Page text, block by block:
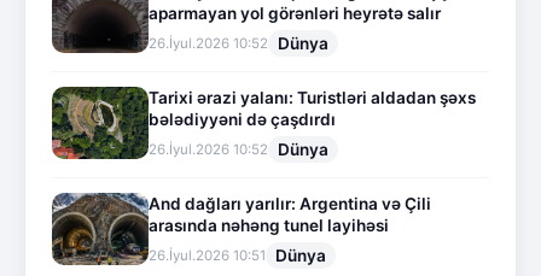
aparmayan yol görənləri heyrətə salır
26.İyul.2026 10:52 Dünya
Tarixi ərazi yalanı: Turistləri aldadan şəxs
bələdiyyəni də çaşdırdı
26.İyul.2026 10:52 Dünya
And dağları yarılır: Argentina və Çili
arasında nəhəng tunel layihəsi
26.İyul.2026 10:51 Dünya